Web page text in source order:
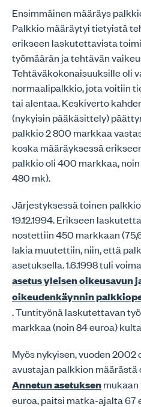
Ensimmäinen määräys
Palkkio määräytyi tietyistä
erikseen laskutettavista
työmäärän ja tehtävän
Tehtäväkokonaisuuksille oli
normaalipalkkio, jota voitiin
tai alentaa. Keskiverto
(nykyisin pääkäsittely)
palkkio 2 800 markkaa
koska määräyksessä
palkkio oli 400 markkaa,
480 mk).
Järjestyksessä toinen
19.12.1994. Erikseen
nostettiin 450 markkaan
lakia muutettiin, niin, että
asetuksella. 1.6.1998 tuli
asetus yleisen oikeusavun
oikeudenkäynnin
. Tuntityönä laskutettavan
markkaa (noin 84 euroa)
Myös nykyisen, vuoden
avustajan palkkion määrästä
Annetun asetuksen
euroa, paitsi matka-ajalta 67